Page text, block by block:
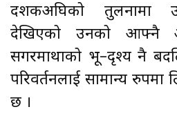
दशकअघिको तुलनामा
देखिएको उनको
सगरमाथाको भू–दृश्य नै
परिवर्तनलाई सामान्य
छ ।